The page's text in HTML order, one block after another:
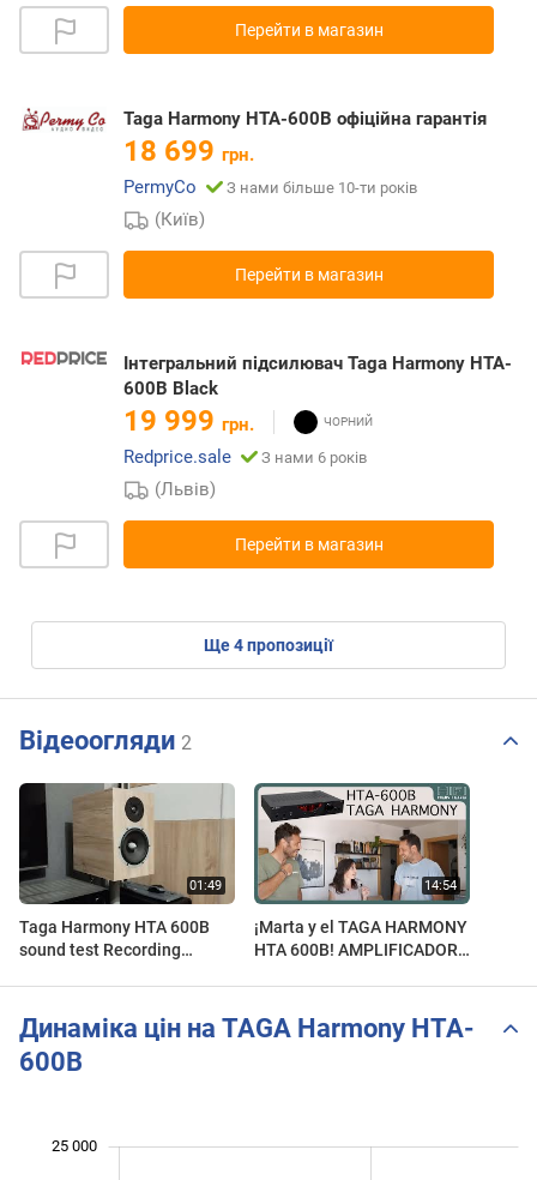
Перейти в магазин
Taga Harmony HTA-600B офіційна гарантія
18 699 грн.
PermyCo
З нами більше 10-ти років
(Київ)
Перейти в магазин
Інтегральний підсилювач Taga Harmony HTA-
600B Black
19 999 грн.
Redprice.sale
З нами 6 років
(Львів)
Перейти в магазин
ще4пропозиції
Відеоогляди 2
Taga Harmony HTA 600B
sound test Recording
¡Marta y el TAGA HARMONY
HTA 600B! AMPLIFICADOR
Динаміка цін на TAGA Harmony HTA-
600B
25 000